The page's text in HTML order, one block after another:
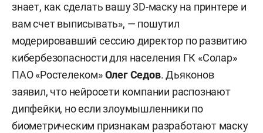
знает, как сделать вашу 3D-маску на принтере и
вам счет выписывать», — пошутил
модерировавший сессию директор по развитию
кибербезопасности для населения ГК «Солар»
ПАО «Ростелеком»Олег Седов. Дьяконов
заявил, что нейросети компании распознают
дипфейки, но если злоумышленники по
биометрическим признакам разработают маску